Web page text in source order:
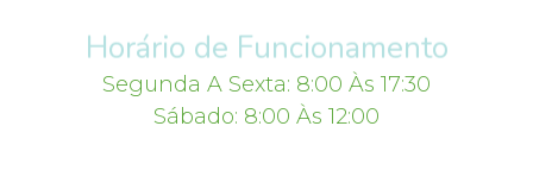
Horário de Funcionamento
Segunda A Sexta: 8:00 Às 17:30
Sábado: 8:00 Às 12:00